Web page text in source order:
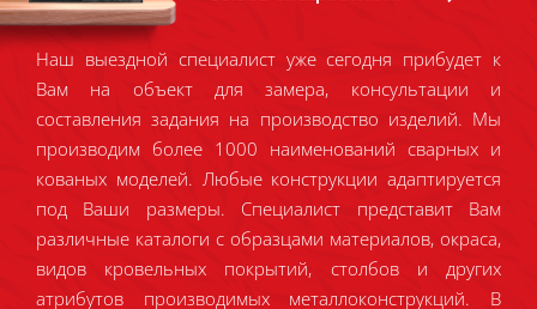
Наш выездной специалист уже сегодня прибудет к
Вам на объект для замера, консультации и
составления задания на производство изделий. Мы
производим более 1000 наименований сварных и
кованых моделей. Любые конструкции адаптируется
под Ваши размеры. Специалист представит Вам
различные каталоги с образцами материалов, окраса,
видов кровельных покрытий, столбов и других
атрибутов производимых металлоконструкций. В